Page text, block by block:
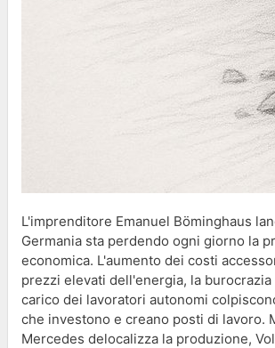
L'imprenditore Emanuel Böminghaus
Germania sta perdendo ogni giorno la
economica. L'aumento dei costi
prezzi elevati dell'energia, la
carico dei lavoratori autonomi
che investono e creano posti di lavoro.
Mercedes delocalizza la produzione,